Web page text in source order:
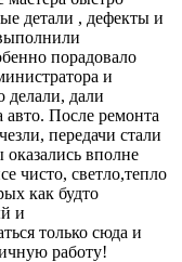
детали , дефекты и
порадовало
и
делали, дали
После ремонта
передачи стали
вполне
чисто, светло,тепло
как будто
и
только сюда и
работу!